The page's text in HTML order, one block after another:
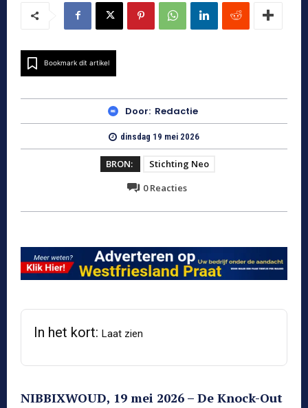
Bookmark dit artikel
Door: Redactie
dinsdag 19 mei 2026
BRON:
Stichting Neo
0Reacties
In het kort: Laat zien
NIBBIXWOUD, 19 mei 2026 – De Knock-Out